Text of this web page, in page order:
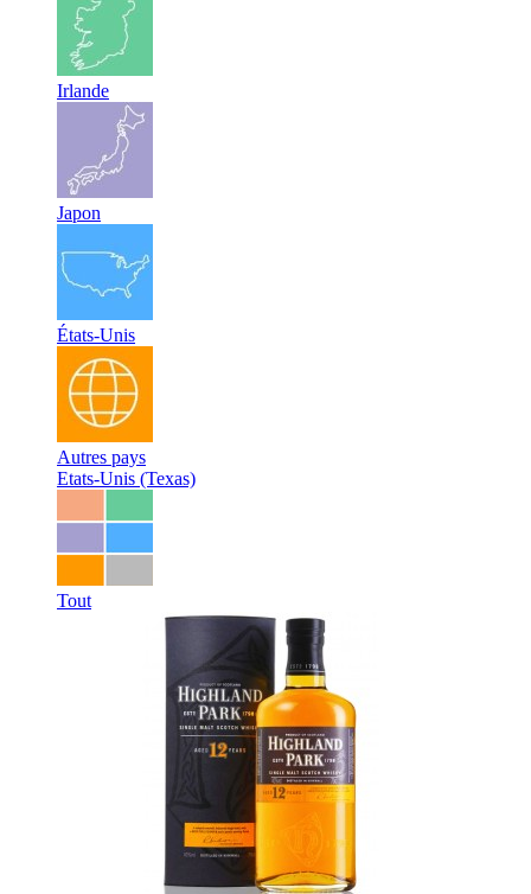
Irlande
Japon
États-Unis
Autres pays
Etats-Unis (Texas)
Tout